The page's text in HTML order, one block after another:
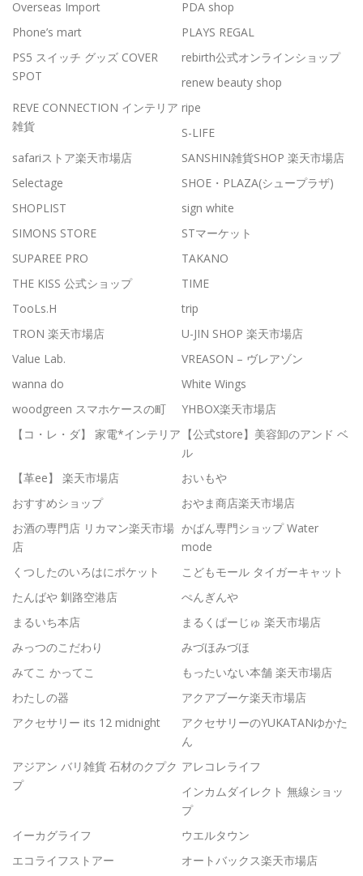
Overseas Import
PDA shop
Phone’s mart
PLAYS REGAL
PS5 スイッチ グッズ COVER
SPOT
rebirth公式オンラインショップ
renew beauty shop
REVE CONNECTION インテリア
雑貨
ripe
S-LIFE
safariストア楽天市場店
SANSHIN雑貨SHOP 楽天市場店
Selectage
SHOE・PLAZA(シュープラザ)
SHOPLIST
sign white
SIMONS STORE
STマーケット
SUPAREE PRO
TAKANO
THE KISS 公式ショップ
TIME
TooLs.H
trip
TRON 楽天市場店
U-JIN SHOP 楽天市場店
Value Lab.
VREASON – ヴレアゾン
wanna do
White Wings
woodgreen スマホケースの町
YHBOX楽天市場店
【コ・レ・ダ】 家電*インテリア 【公式store】美容卸のアンド ベ
ル
【革ee】 楽天市場店
おいもや
おすすめショップ
おやま商店楽天市場店
お酒の専門店 リカマン楽天市場
店
かばん専門ショップ Water
mode
くつしたのいろはにポケット
こどもモール タイガーキャット
たんばや 釧路空港店
ぺんぎんや
まるいち本店
まるくぱーじゅ 楽天市場店
みっつのこだわり
みづほみづほ
みてこ かってこ
もったいない本舗 楽天市場店
わたしの器
アクアブーケ楽天市場店
アクセサリー its 12 midnight
アクセサリーのYUKATANゆかた
ん
アジアン バリ雑貨 石材のクプク
プ
アレコレライフ
インカムダイレクト 無線ショッ
プ
イーカグライフ
ウエルタウン
エコライフストアー
オートバックス楽天市場店